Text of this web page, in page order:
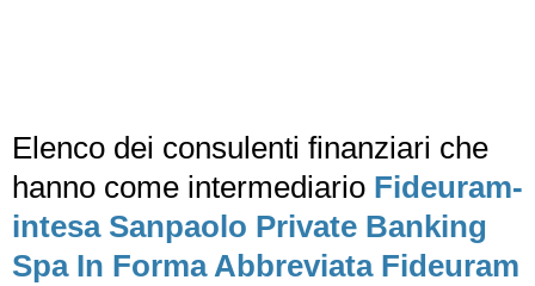
Elenco dei consulenti finanziari che
hanno come intermediario Fideuram-
intesa Sanpaolo Private Banking
Spa In Forma Abbreviata Fideuram